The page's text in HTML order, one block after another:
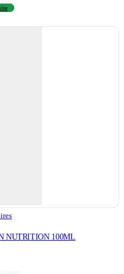
NUTRITION 100ML